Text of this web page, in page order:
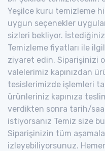
Yeşilce kuru temizleme
uygun seçenekler
sizleri bekliyor.
Temizleme fiyatları ile
ziyaret edin. Siparişinizi
valelerimiz kapınızdan
tesislerimizde işlemleri
ürünleriniz kapınıza
verdikten sonra tarih/
istiyorsanız Temiz size
Siparişinizin tüm
izleyebiliyorsunuz.